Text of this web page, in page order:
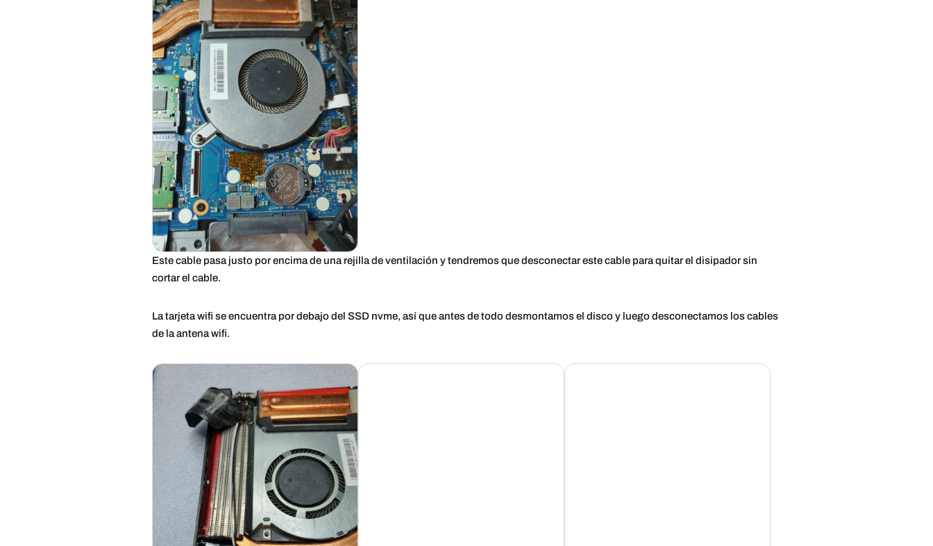
Este cable pasa justo por encima de una rejilla de ventilación y tendremos que desconectar este cable para quitar el disipador sin
cortar el cable.
La tarjeta wifi se encuentra por debajo del SSD nvme, así que antes de todo desmontamos el disco y luego desconectamos los cables
de la antena wifi.